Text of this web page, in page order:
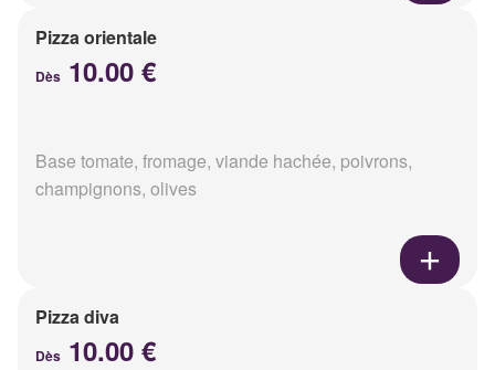
Pizza orientale
Dès 10.00 €
Base tomate, fromage, viande hachée, poivrons,
champignons, olives
Pizza diva
Dès 10.00 €